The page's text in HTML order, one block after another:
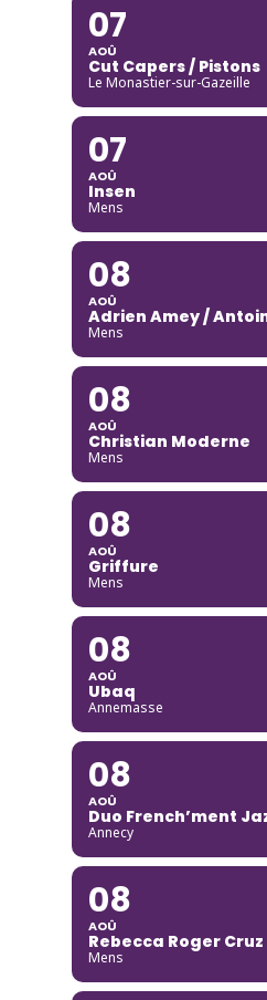
07
AOÛ
Cut Capers / Pistons
Le Monastier-sur-Gazeille
07
AOÛ
Insen
Mens
08
AOÛ
Adrien Amey /
Mens
08
AOÛ
Christian Moderne
Mens
08
AOÛ
Griffure
Mens
08
AOÛ
Ubaq
Annemasse
08
AOÛ
Duo French’ment
Annecy
08
AOÛ
Rebecca Roger Cruz
Mens